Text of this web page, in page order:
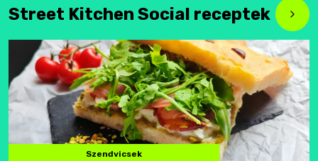
Street Kitchen Social receptek
Szendvicsek